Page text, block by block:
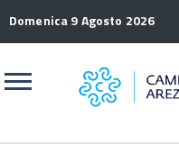
Domenica 9 Agosto 2026